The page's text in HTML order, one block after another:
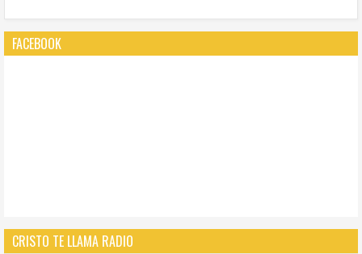
FACEBOOK
CRISTO TE LLAMA RADIO